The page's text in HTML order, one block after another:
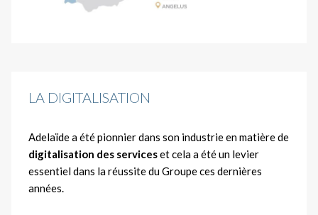
LA DIGITALISATION
Adelaïde a été pionnier dans son industrie en matière de
digitalisation des serviceset cela a été un levier
essentiel dans la réussite du Groupe ces dernières
années.